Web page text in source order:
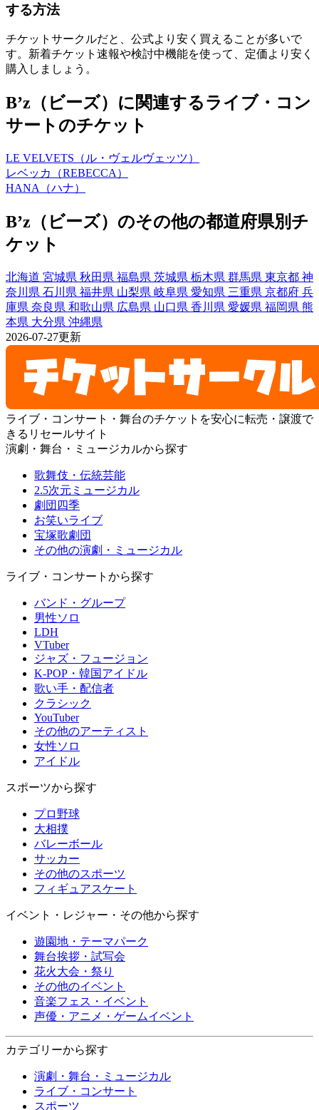
する方法
チケットサークルだと、公式より安く買えることが多いで
す。新着チケット速報や検討中機能を使って、定価より安く
購入しましょう。
B’z（ビーズ）に関連するライブ・コン
サートのチケット
LE VELVETS（ル・ヴェルヴェッツ）
レベッカ（REBECCA）
HANA（ハナ）
B’z（ビーズ）のその他の都道府県別チ
ケット
北海道 宮城県 秋田県 福島県 茨城県 栃木県 群馬県 東京都 神
奈川県 石川県 福井県 山梨県 岐阜県 愛知県 三重県 京都府 兵
庫県 奈良県 和歌山県 広島県 山口県 香川県 愛媛県 福岡県 熊
本県 大分県 沖縄県
2026-07-27更新
ライブ・コンサート・舞台のチケットを安心に転売・譲渡で
きるリセールサイト
演劇・舞台・ミュージカルから探す
歌舞伎・伝統芸能
2.5次元ミュージカル
劇団四季
お笑いライブ
宝塚歌劇団
その他の演劇・ミュージカル
ライブ・コンサートから探す
バンド・グループ
男性ソロ
LDH
VTuber
ジャズ・フュージョン
K-POP・韓国アイドル
歌い手・配信者
クラシック
YouTuber
その他のアーティスト
女性ソロ
アイドル
スポーツから探す
プロ野球
大相撲
バレーボール
サッカー
その他のスポーツ
フィギュアスケート
イベント・レジャー・その他から探す
遊園地・テーマパーク
舞台挨拶・試写会
花火大会・祭り
その他のイベント
音楽フェス・イベント
声優・アニメ・ゲームイベント
カテゴリーから探す
演劇・舞台・ミュージカル
ライブ・コンサート
スポーツ